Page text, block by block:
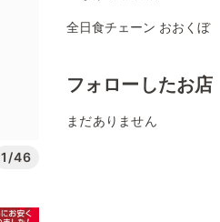
1/46
全日食チェーン おおくぼ
フォローしたお店
まだありません